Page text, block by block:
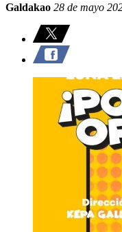
Galdakao 28 de mayo